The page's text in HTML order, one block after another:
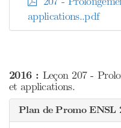
applications..pdf
2016 : Leçon 207 -
et applications.
Plan de Promo ENSL